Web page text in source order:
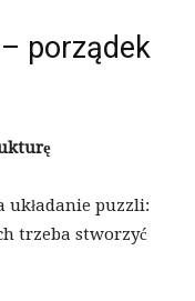
porządek
układanie puzzli:
trzeba stworzyć